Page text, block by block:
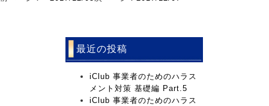
最近の投稿
iClub 事業者のためのハラス
メント対策 基礎編 Part.5
iClub 事業者のためのハラス